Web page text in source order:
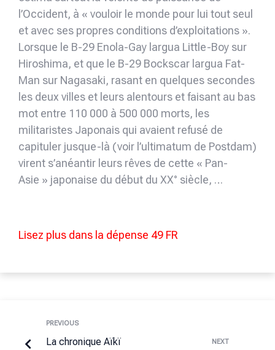
l’Occident, à « vouloir le monde pour lui tout seul
et avec ses propres conditions d’exploitations ».
Lorsque le B-29 Enola-Gay largua Little-Boy sur
Hiroshima, et que le B-29 Bockscar largua Fat-
Man sur Nagasaki, rasant en quelques secondes
les deux villes et leurs alentours et faisant au bas
mot entre 110 000 à 500 000 morts, les
militaristes Japonais qui avaient refusé de
capituler jusque-là (voir l’ultimatum de Postdam)
virent s’anéantir leurs rêves de cette « Pan-
Asie » japonaise du début du XX° siècle, …
Lisez plus dans la dépense 49 FR
PREVIOUS
La chronique Aïkï
NEXT